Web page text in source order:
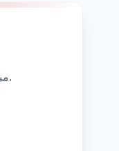
يمكنك الوصول إلى القوة الكاملة لـ Memberro مباشرة من متصفحك. لا يلزم التثبيت.